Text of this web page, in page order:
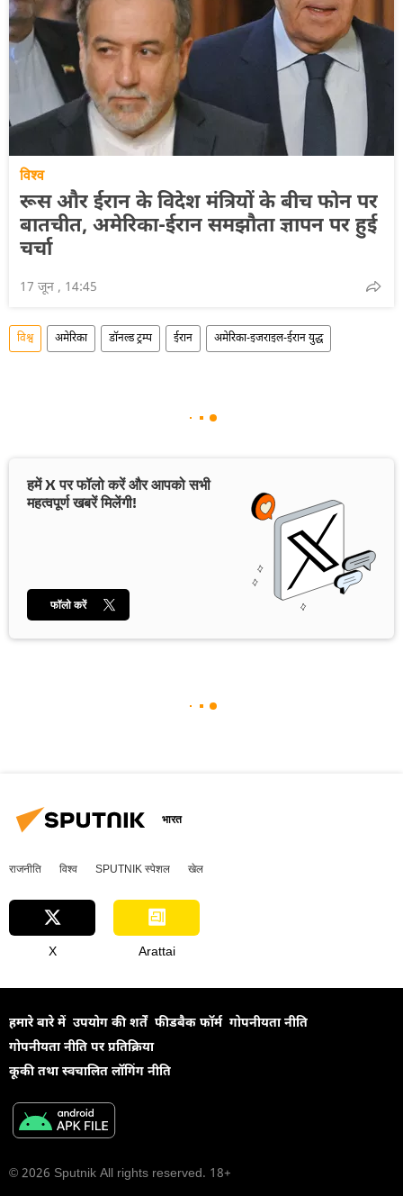
विश्व
रूस और ईरान के विदेश मंत्रियों के बीच फोन पर
बातचीत, अमेरिका-ईरान समझौता ज्ञापन पर हुई
चर्चा
17 जून , 14:45
विश्व अमेरिका डॉनल्ड ट्रम्प ईरान अमेरिका-इजराइल-ईरान युद्ध
हमें X पर फॉलो करें और आपको सभी
महत्वपूर्ण खबरें मिलेंगी!
फॉलो करें
भारत
राजनीति विश्व SPUTNIK स्पेशल खेल
X Arattai
हमारे बारे में उपयोग की शर्तें फीडबैक फॉर्म गोपनीयता नीति
गोपनीयता नीति पर प्रतिक्रिया
कूकी तथा स्वचालित लॉगिंग नीति
© 2026 Sputnik All rights reserved. 18+